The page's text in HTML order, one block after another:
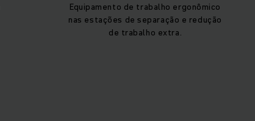
Equipamento de trabalho ergonômico
nas estações de separação e redução
de trabalho extra.